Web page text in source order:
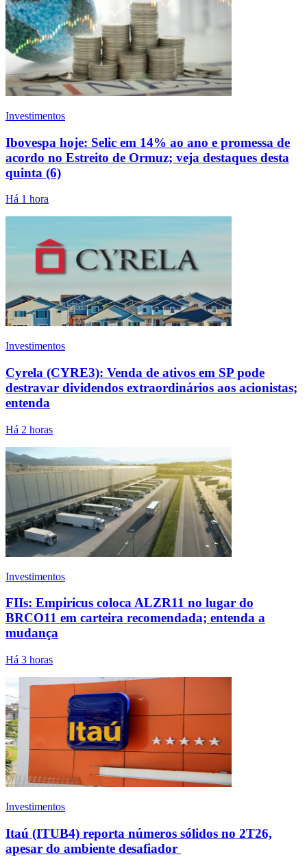
Investimentos
Ibovespa hoje: Selic em 14% ao ano e promessa de
acordo no Estreito de Ormuz; veja destaques desta
quinta (6)
Há 1 hora
Investimentos
Cyrela (CYRE3): Venda de ativos em SP pode
destravar dividendos extraordinários aos acionistas;
entenda
Há 2 horas
Investimentos
FIIs: Empiricus coloca ALZR11 no lugar do
BRCO11 em carteira recomendada; entenda a
mudança
Há 3 horas
Investimentos
Itaú (ITUB4) reporta números sólidos no 2T26,
apesar do ambiente desafiador